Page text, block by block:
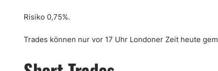
Risiko 0,75%.
Trades können nur vor 17 Uhr Londoner Zeit heute